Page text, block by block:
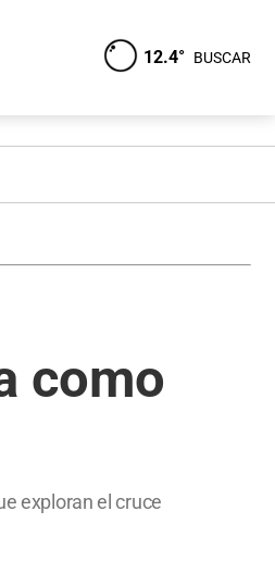
12.4° BUSCAR
como
exploran el cruce